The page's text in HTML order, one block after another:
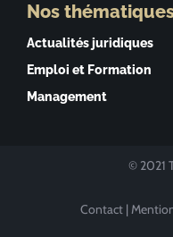
Nos
Actualités juridiques
Emploi et Formation
Management
© 2021
Contact|